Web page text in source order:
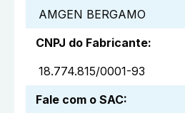
AMGEN BERGAMO
CNPJ do Fabricante:
18.774.815/0001-93
Fale com o SAC: